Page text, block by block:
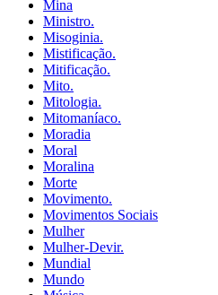
Mina
Ministro.
Misoginia.
Mistificação.
Mitificação.
Mito.
Mitologia.
Mitomaníaco.
Moradia
Moral
Moralina
Morte
Movimento.
Movimentos Sociais
Mulher
Mulher-Devir.
Mundial
Mundo